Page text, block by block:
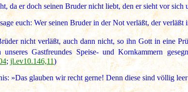
da er doch seinen Bruder nicht liebt, den er sieht vor sich
euch: Wer seinen Bruder in der Not verläßt, der
nicht verläßt, auch dann nicht, so ihn Gott in eine
Gastfreundes Speise- und Kornkammern
; jl.ev10.146,11)
»Das glauben wir recht gerne! Denn diese sind völlig